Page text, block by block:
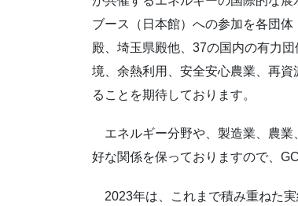
ブース（日本館）への参加を各団
殿、埼玉県殿他、37の国内の有力
境、余熱利用、安全安心農業、再
ることを期待しております。
エネルギー分野や、製造業、農業
好な関係を保っておりますので、
2023年は、これまで積み重ねた